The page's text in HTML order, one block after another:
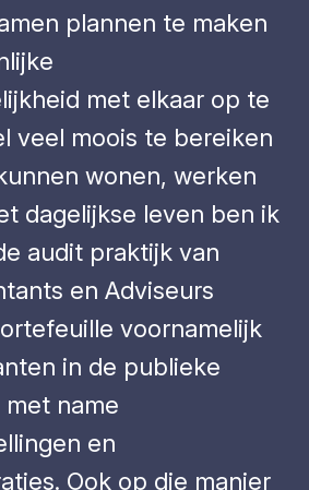
plannen te maken
met elkaar op te
veel moois te bereiken
wonen, werken
dagelijkse leven ben ik
audit praktijk van
en Adviseurs
voornamelijk
in de publieke
name
en
Ook op die manier